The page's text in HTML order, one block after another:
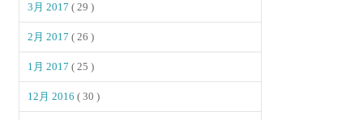
3月 2017( 29 )
2月 2017( 26 )
1月 2017( 25 )
12月 2016( 30 )